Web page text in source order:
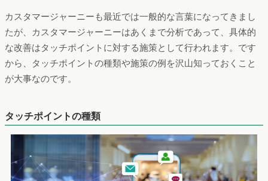
カスタマージャーニーも最近では一般的な言葉になってきまし
たが、カスタマージャーニーはあくまで分析であって、具体的
な改善はタッチポイントに対する施策として行われます。です
から、タッチポイントの種類や施策の例を沢山知っておくこと
が大事なのです。
タッチポイントの種類